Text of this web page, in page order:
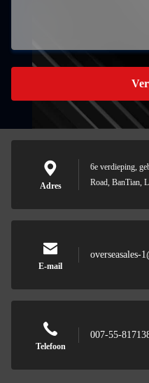
Adres
6e verdieping,
Road, BanTian,
E-mail
overseasales-
Telefoon
007-55-